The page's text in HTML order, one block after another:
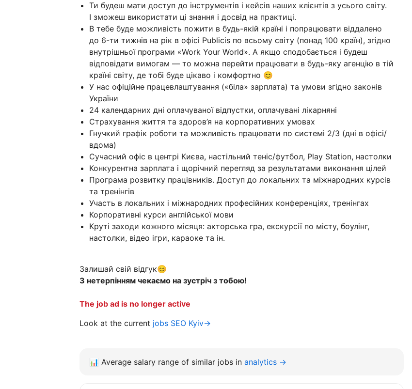
Ти будеш мати доступ до інструментів і кейсів наших клієнтів з усього світу.
І зможеш використати ці знання і досвід на практиці.
В тебе буде можливість пожити в будь-якій країні і попрацювати віддалено
до 6-ти тижнів на рік в офісі Publicis по всьому світу (понад 100 країн), згідно
внутрішньої програми «Work Your World». А якщо сподобається і будеш
відповідати вимогам — то можна перейти працювати в будь-яку агенцію в тій
країні світу, де тобі буде цікаво і комфортно 😊
У нас офіційне працевлаштування («біла» зарплата) та умови згідно законів
України
24 календарних дні оплачуваної відпустки, оплачувані лікарняні
Страхування життя та здоров’я на корпоративних умовах
Гнучкий графік роботи та можливість працювати по системі 2/3 (дні в офісі/
вдома)
Сучасний офіс в центрі Києва, настільний теніс/футбол, Play Station, настолки
Конкурентна зарплата і щорічний перегляд за результатами виконання цілей
Програма розвитку працівників. Доступ до локальних та міжнародних курсів
та тренінгів
Участь в локальних і міжнародних професійних конференціях, тренінгах
Корпоративні курси англійської мови
Круті заходи кожного місяця: акторська гра, екскурсії по місту, боулінг,
настолки, відео ігри, караоке та ін.
Залишай свій відгук😊
З нетерпінням чекаємо на зустріч з тобою!
The job ad is no longer active
Look at the current jobs SEO Kyiv→
📊 Average salary range of similar jobs in analytics →